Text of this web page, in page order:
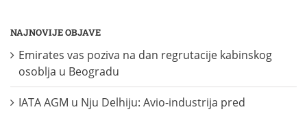
NAJNOVIJE OBJAVE
Emirates vas poziva na dan regrutacije kabinskog
osoblja u Beogradu
IATA AGM u Nju Delhiju: Avio-industrija pred